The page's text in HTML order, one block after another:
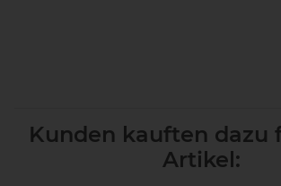
Kunden kauften dazu
Artikel: